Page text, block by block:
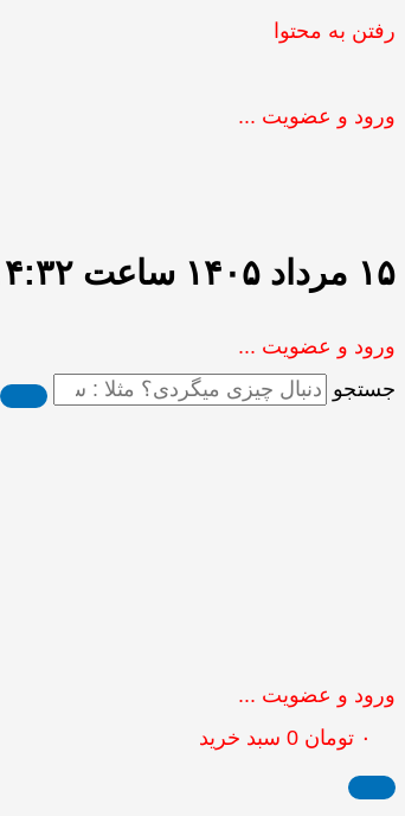
رفتن به محتوا
ورود و عضویت ...
۱۵ مرداد ۱۴۰۵ ساعت ۱۴:۳۲
ورود و عضویت ...
جستجو
ورود و عضویت ...
۰ تومان 0 سبد خرید